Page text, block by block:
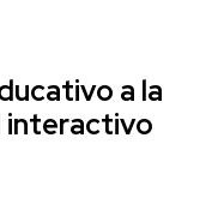
a la
interactivo